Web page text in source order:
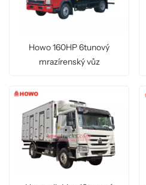
Howo 160HP 6tunový
mrazírenský vůz